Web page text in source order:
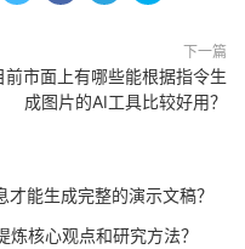
下一篇
前市面上有哪些能根据指令生
成图片的AI工具比较好用？
能生成完整的演示文稿？
核心观点和研究方法？